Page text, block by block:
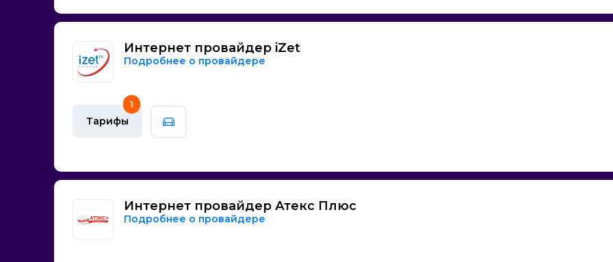
Интернет провайдер iZet
Подробнее о провайдере
Тарифы
1
Интернет провайдер Атекс Плюс
Подробнее о провайдере